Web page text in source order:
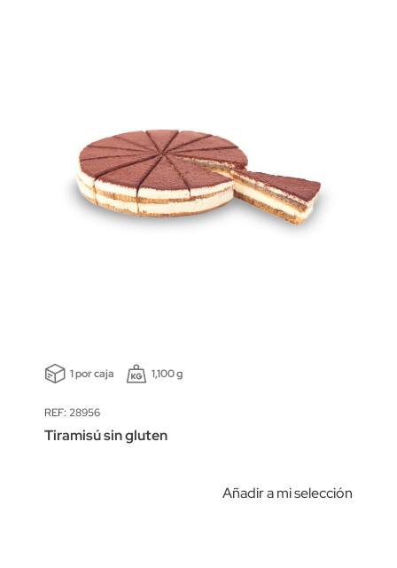
1 por caja 1,100 g
REF: 28956
Tiramisú sin gluten
Añadir a mi selección